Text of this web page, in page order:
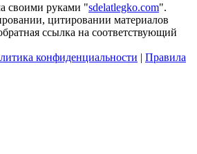
своими руками "sdelatlegko.com".
цитировании материалов
ссылка на соответствующий
конфиденциальности | Правила